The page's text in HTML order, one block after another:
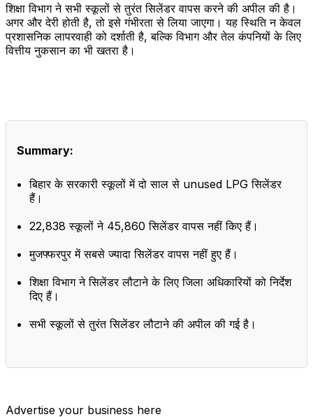
शिक्षा विभाग ने सभी स्कूलों से तुरंत सिलेंडर वापस करने की अपील की है।
अगर और देरी होती है, तो इसे गंभीरता से लिया जाएगा। यह स्थिति न केवल
प्रशासनिक लापरवाही को दर्शाती है, बल्कि विभाग और तेल कंपनियों के लिए
वित्तीय नुकसान का भी खतरा है।
Summary:
बिहार के सरकारी स्कूलों में दो साल से unused LPG सिलेंडर
हैं।
22,838 स्कूलों ने 45,860 सिलेंडर वापस नहीं किए हैं।
मुजफ्फरपुर में सबसे ज्यादा सिलेंडर वापस नहीं हुए हैं।
शिक्षा विभाग ने सिलेंडर लौटाने के लिए जिला अधिकारियों को निर्देश
दिए हैं।
सभी स्कूलों से तुरंत सिलेंडर लौटाने की अपील की गई है।
Advertise your business here